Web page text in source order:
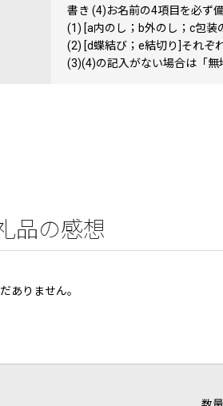
書き (4)お名前の4項目を必ず
(1) [a内のし；b外のし；c包装
(2) [d蝶結び；e結切り]それぞ
(3)(4)の記入がない場合は「無
品の感想
ありません。